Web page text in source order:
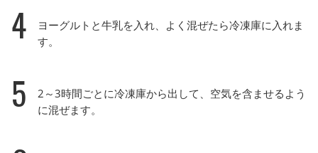
4
ヨーグルトと牛乳を入れ、よく混ぜたら冷凍庫に入れま
す。
5
2～3時間ごとに冷凍庫から出して、空気を含ませるよう
に混ぜます。